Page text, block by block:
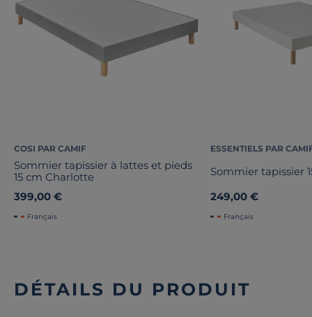
COSI PAR CAMIF
Sommier tapissier à lattes et pieds
15 cm Charlotte
399,00 €
Français
ESSENTIELS PAR
Sommier tapissier
249,00 €
Français
DÉTAILS DU PRODUIT